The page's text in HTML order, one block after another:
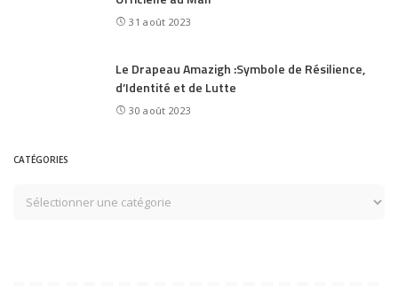
31 août 2023
Le Drapeau Amazigh :Symbole de Résilience,
d’Identité et de Lutte
30 août 2023
CATÉGORIES